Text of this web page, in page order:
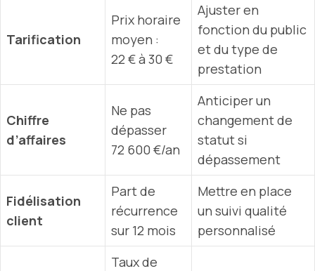
Tarification
Prix horaire
moyen :
22 € à 30 €
Ajuster en
fonction du public
et du type de
prestation
Chiffre
d’affaires
Ne pas
dépasser
72 600 €/an
Anticiper un
changement de
statut si
dépassement
Fidélisation
client
Part de
récurrence
sur 12 mois
Mettre en place
un suivi qualité
personnalisé
Taux de